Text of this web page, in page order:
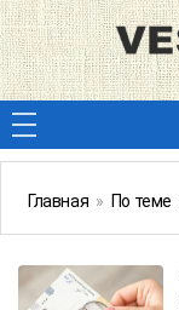
Главная » По теме